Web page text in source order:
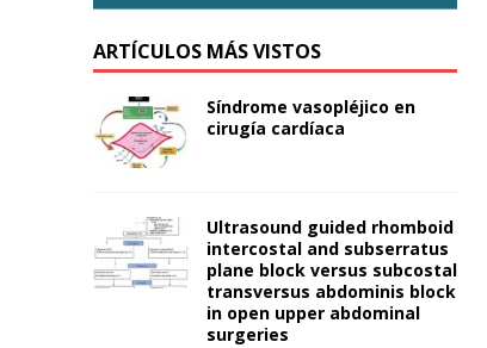
ARTÍCULOS MÁS VISTOS
Síndrome vasopléjico en
cirugía cardíaca
Ultrasound guided rhomboid
intercostal and subserratus
plane block versus subcostal
transversus abdominis block
in open upper abdominal
surgeries